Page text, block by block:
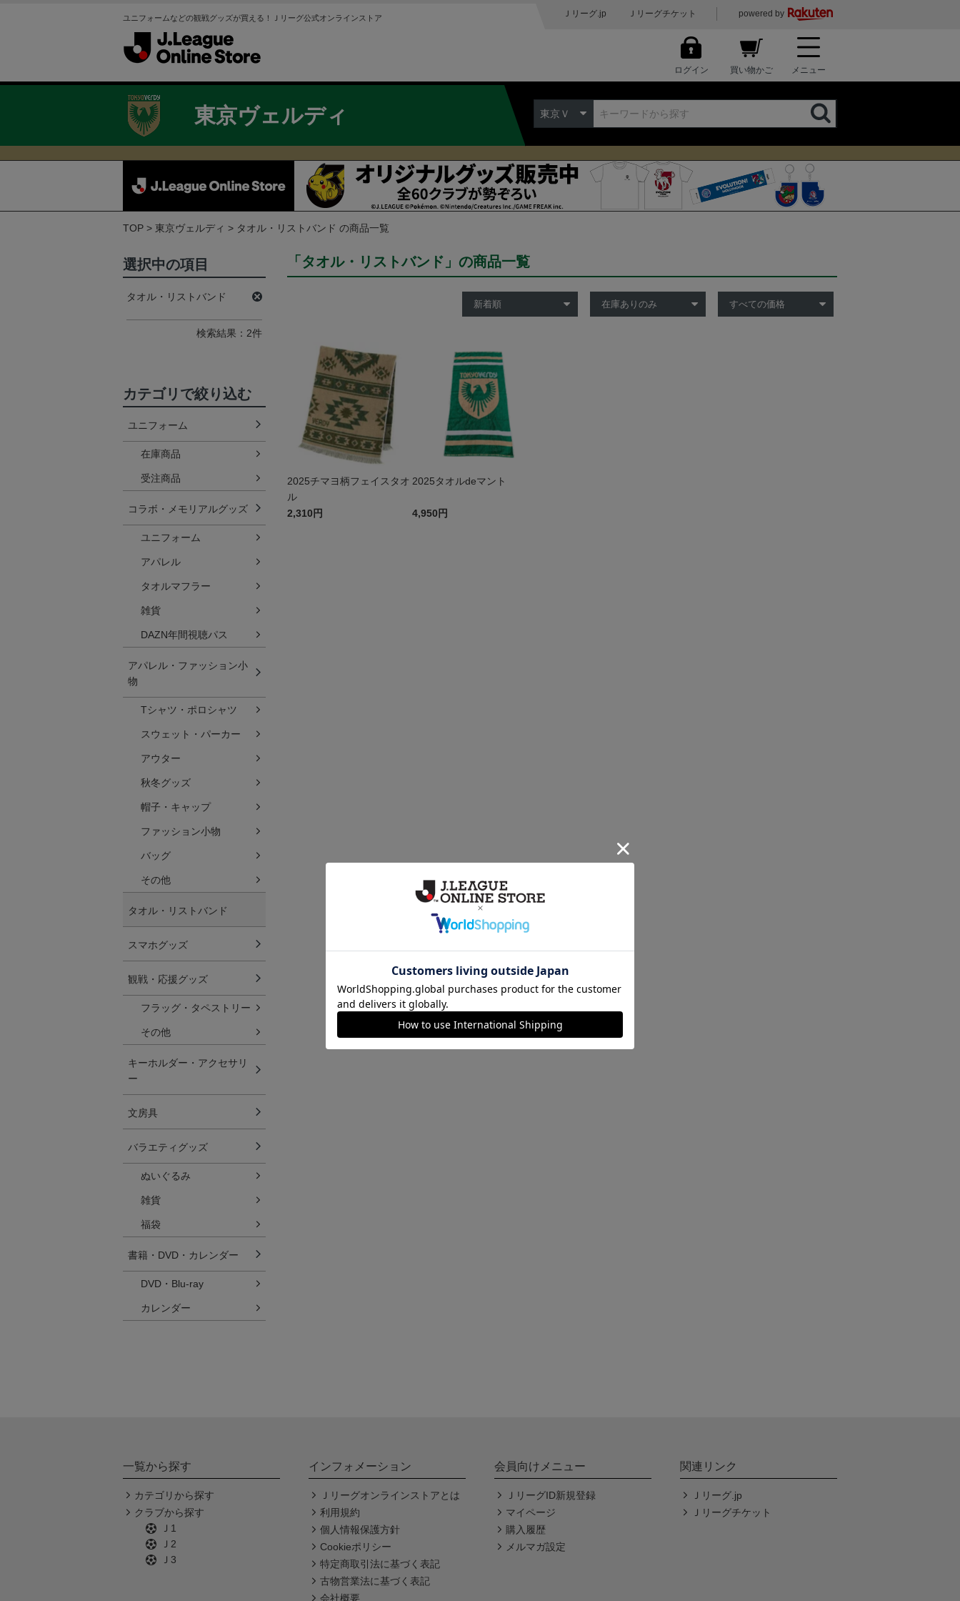
ユニフォームなどの観戦グッズが買える！Ｊリーグ公式オンラインストア Ｊリーグ.jp Ｊリーグチケット powered by
ログイン 買い物かご メニュー
東京ヴェルディ 東京Ｖ
TOP 東京ヴェルディ タオル・リストバンド の商品一覧
「タオル・リストバンド」の商品一覧
2025チマヨ柄フェイスタオ
ル
2,310円
2025タオルdeマント
4,950円
選択中の項目
タオル・リストバンド
検索結果：2件
カテゴリで絞り込む
ユニフォーム
在庫商品
受注商品
コラボ・メモリアルグッズ
ユニフォーム
アパレル
タオルマフラー
雑貨
DAZN年間視聴パス
アパレル・ファッション小
物
Tシャツ・ポロシャツ
スウェット・パーカー
アウター
秋冬グッズ
帽子・キャップ
ファッション小物
バッグ
その他
タオル・リストバンド
スマホグッズ
観戦・応援グッズ
フラッグ・タペストリー
その他
キーホルダー・アクセサリ
ー
文房具
バラエティグッズ
ぬいぐるみ
雑貨
福袋
書籍・DVD・カレンダー
DVD・Blu-ray
カレンダー
一覧から探す
カテゴリから探す
クラブから探す
Ｊ1
Ｊ2
Ｊ3
インフォメーション
Ｊリーグオンラインストアとは
利用規約
個人情報保護方針
Cookieポリシー
特定商取引法に基づく表記
古物営業法に基づく表記
会社概要
会員向けメニュー
ＪリーグID新規登録
マイページ
購入履歴
メルマガ設定
関連リンク
Ｊリーグ.jp
Ｊリーグチケット